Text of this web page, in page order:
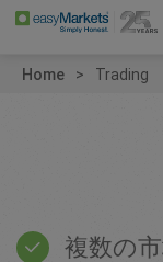
Home Trading
複数の